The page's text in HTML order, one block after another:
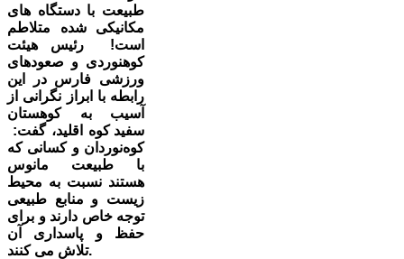
طبیعت با دستگاه های
مکانیکی شده متلاطم
است! رئیس هیئت
کوهنوردی و صعودهای
ورزشی فارس در این
رابطه با ابراز نگرانی از
آسیب به کوهستان
سفید کوه اقلید، گفت:
کوه‌نوردان و کسانی که
با طبیعت مانوس
هستند نسبت به محیط
زیست و منابع طبیعی
توجه خاص دارند و برای
حفظ و پاسداری آن
تلاش می کنند.